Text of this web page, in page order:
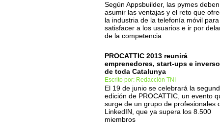
Según Appsbuilder, las pymes deben
asumir las ventajas y el reto que
la industria de la telefonía móvil para
satisfacer a los usuarios e ir por
de la competencia
PROCATTIC 2013 reunirá
emprenedores, start-ups e
de toda Catalunya
Escrito por: Redacción TNI
El 19 de junio se celebrará la
edición de PROCATTIC, un evento
surge de un grupo de profesionales
LinkedIN, que ya supera los 8.500
miembros